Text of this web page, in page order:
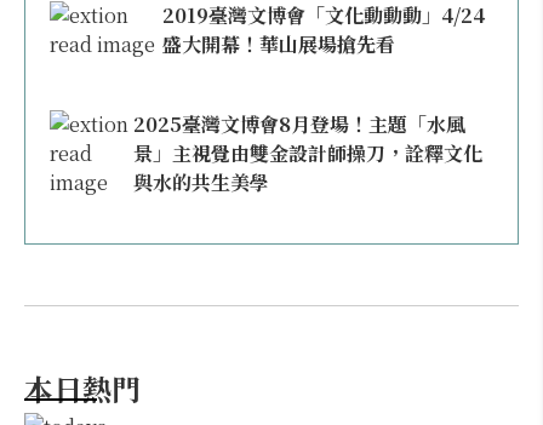
2019臺灣文博會「文化動動動」4/24
盛大開幕！華山展場搶先看
2025臺灣文博會8月登場！主題「水風
景」主視覺由雙金設計師操刀，詮釋文化
與水的共生美學
本日熱門